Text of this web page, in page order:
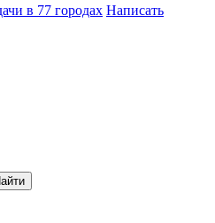
в 77 городах Написать